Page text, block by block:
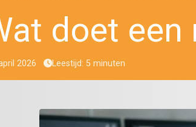
doet een
2026 Leestijd: 5 minuten